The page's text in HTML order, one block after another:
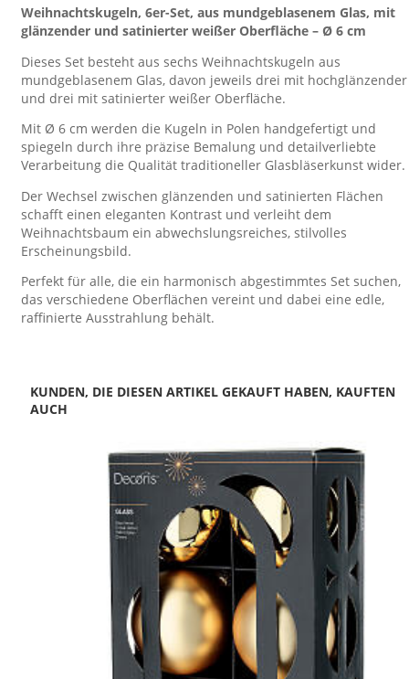
Weihnachtskugeln, 6er-Set, aus mundgeblasenem Glas, mit
glänzender und satinierter weißer Oberfläche – Ø 6 cm
Dieses Set besteht aus sechs Weihnachtskugeln aus
mundgeblasenem Glas, davon jeweils drei mit hochglänzender
und drei mit satinierter weißer Oberfläche.
Mit Ø 6 cm werden die Kugeln in Polen handgefertigt und
spiegeln durch ihre präzise Bemalung und detailverliebte
Verarbeitung die Qualität traditioneller Glasbläserkunst wider.
Der Wechsel zwischen glänzenden und satinierten Flächen
schafft einen eleganten Kontrast und verleiht dem
Weihnachtsbaum ein abwechslungsreiches, stilvolles
Erscheinungsbild.
Perfekt für alle, die ein harmonisch abgestimmtes Set suchen,
das verschiedene Oberflächen vereint und dabei eine edle,
raffinierte Ausstrahlung behält.
KUNDEN, DIE DIESEN ARTIKEL GEKAUFT HABEN, KAUFTEN
AUCH